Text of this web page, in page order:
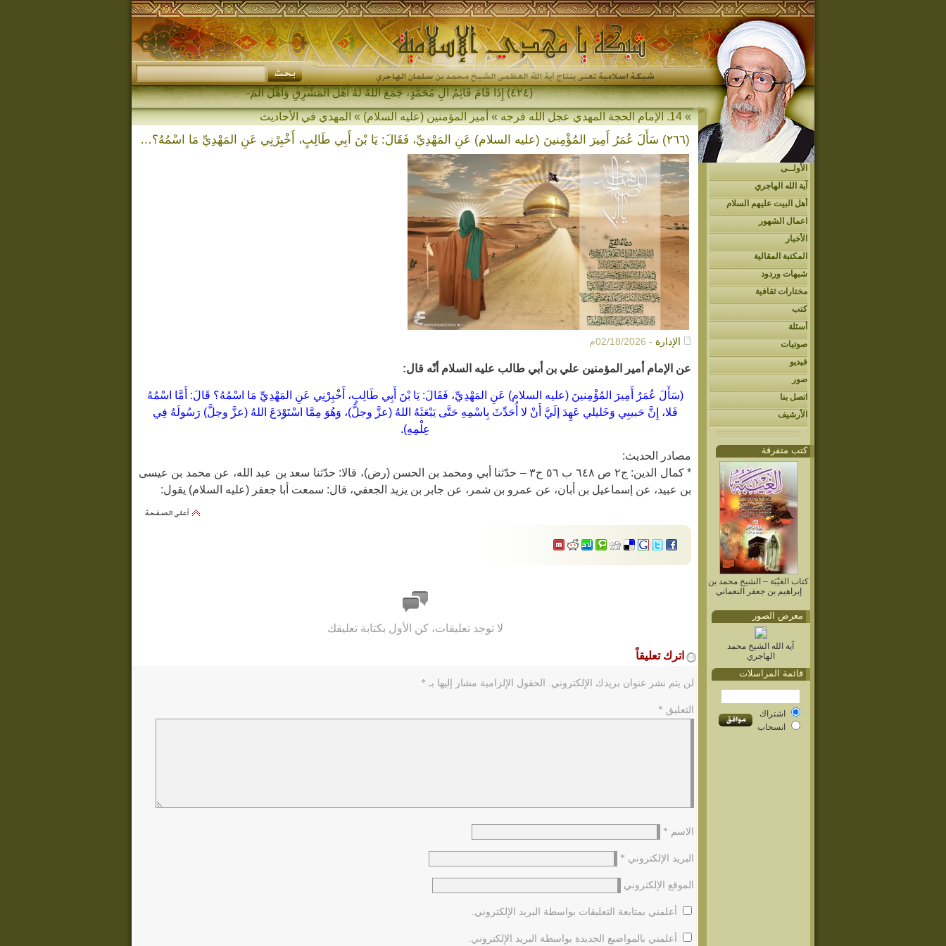
(٤٢٤) إِذَا قَامَ قَائِمُ آلِ مُحَمَّدٍ، جَمَعَ اللهُ لَهُ أَهْلَ المَشْرِقِ وَأَهْلَ المَغْرِبِ_
الأولــى
آية الله الهاجري
أهل البيت عليهم السلام
اعمال الشهور
الأخبار
المكتبة المقالية
شبهات وردود
مختارات ثقافية
كتب
أسئلة
صوتيات
فيديو
صور
اتصل بنا
الأرشيف
كتب متفرقة
كتاب الغيْبَة – الشيخ محمد بن
إبراهيم بن جعفر النعماني
معرض الصور
آية الله الشيخ محمد
الهاجري
قائمة المراسلات
اشتراك
انسحاب
» 14. الإمام الحجة المهدي عجل الله فرجه » أمير المؤمنين (عليه السلام) » المهدي في الأحاديث
(٢٦٦) سَأَلَ عُمَرُ أَمِيرَ المُؤْمِنينَ (عليه السلام) عَنِ المَهْدِيِّ، فَقَالَ: يَا بْنَ أَبِي طَالِبٍ، أَخْبِرْنِي عَنِ المَهْدِيِّ مَا اسْمُهُ؟…
الإدارة - 02/18/2026م
عن الإمام أمير المؤمنين علي بن أبي طالب عليه السلام أنّه قال:
(سَأَلَ عُمَرُ أَمِيرَ المُؤْمِنينَ (عليه السلام) عَنِ المَهْدِيِّ، فَقَالَ: يَا بْنَ أَبِي طَالِبٍ، أَخْبِرْنِي عَنِ المَهْدِيِّ مَا اسْمُهُ؟ قَالَ: أَمَّا اسْمُهُ
فَلا، إِنَّ حَبيبِي وَخَليلي عَهِدَ إلَيَّ أَنْ لا أُحَدِّثَ بِاسْمِهِ حَتَّى يَبْعَثَهُ اللهُ (عزَّ وجلَّ)، وَهُوَ مِمَّا اسْتَوْدَعَ اللهُ (عزَّ وجلَّ) رَسُولَهُ فِي
عِلْمِهِ).
مصادر الحديث:
* كمال الدين: ج٢ ص ٦٤٨ ب ٥٦ ح٣ – حدّثنا أبي ومحمد بن الحسن (رض)، قالا: حدّثنا سعد بن عبد الله، عن محمد بن عيسى
بن عبيد، عن إسماعيل بن أبان، عن عمرو بن شمر، عن جابر بن يزيد الجعفي، قال: سمعت أبا جعفر (عليه السلام) يقول:
لا توجد تعليقات، كن الأول بكتابة تعليقك
اترك تعليقاً
لن يتم نشر عنوان بريدك الإلكتروني. الحقول الإلزامية مشار إليها بـ *
التعليق *
الاسم *
البريد الإلكتروني *
الموقع الإلكتروني
أعلمني بمتابعة التعليقات بواسطة البريد الإلكتروني.
أعلمني بالمواضيع الجديدة بواسطة البريد الإلكتروني.